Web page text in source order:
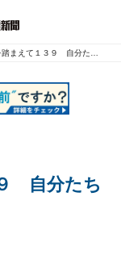
１３９ 自分たちの近くで見守り続ける
自分たち